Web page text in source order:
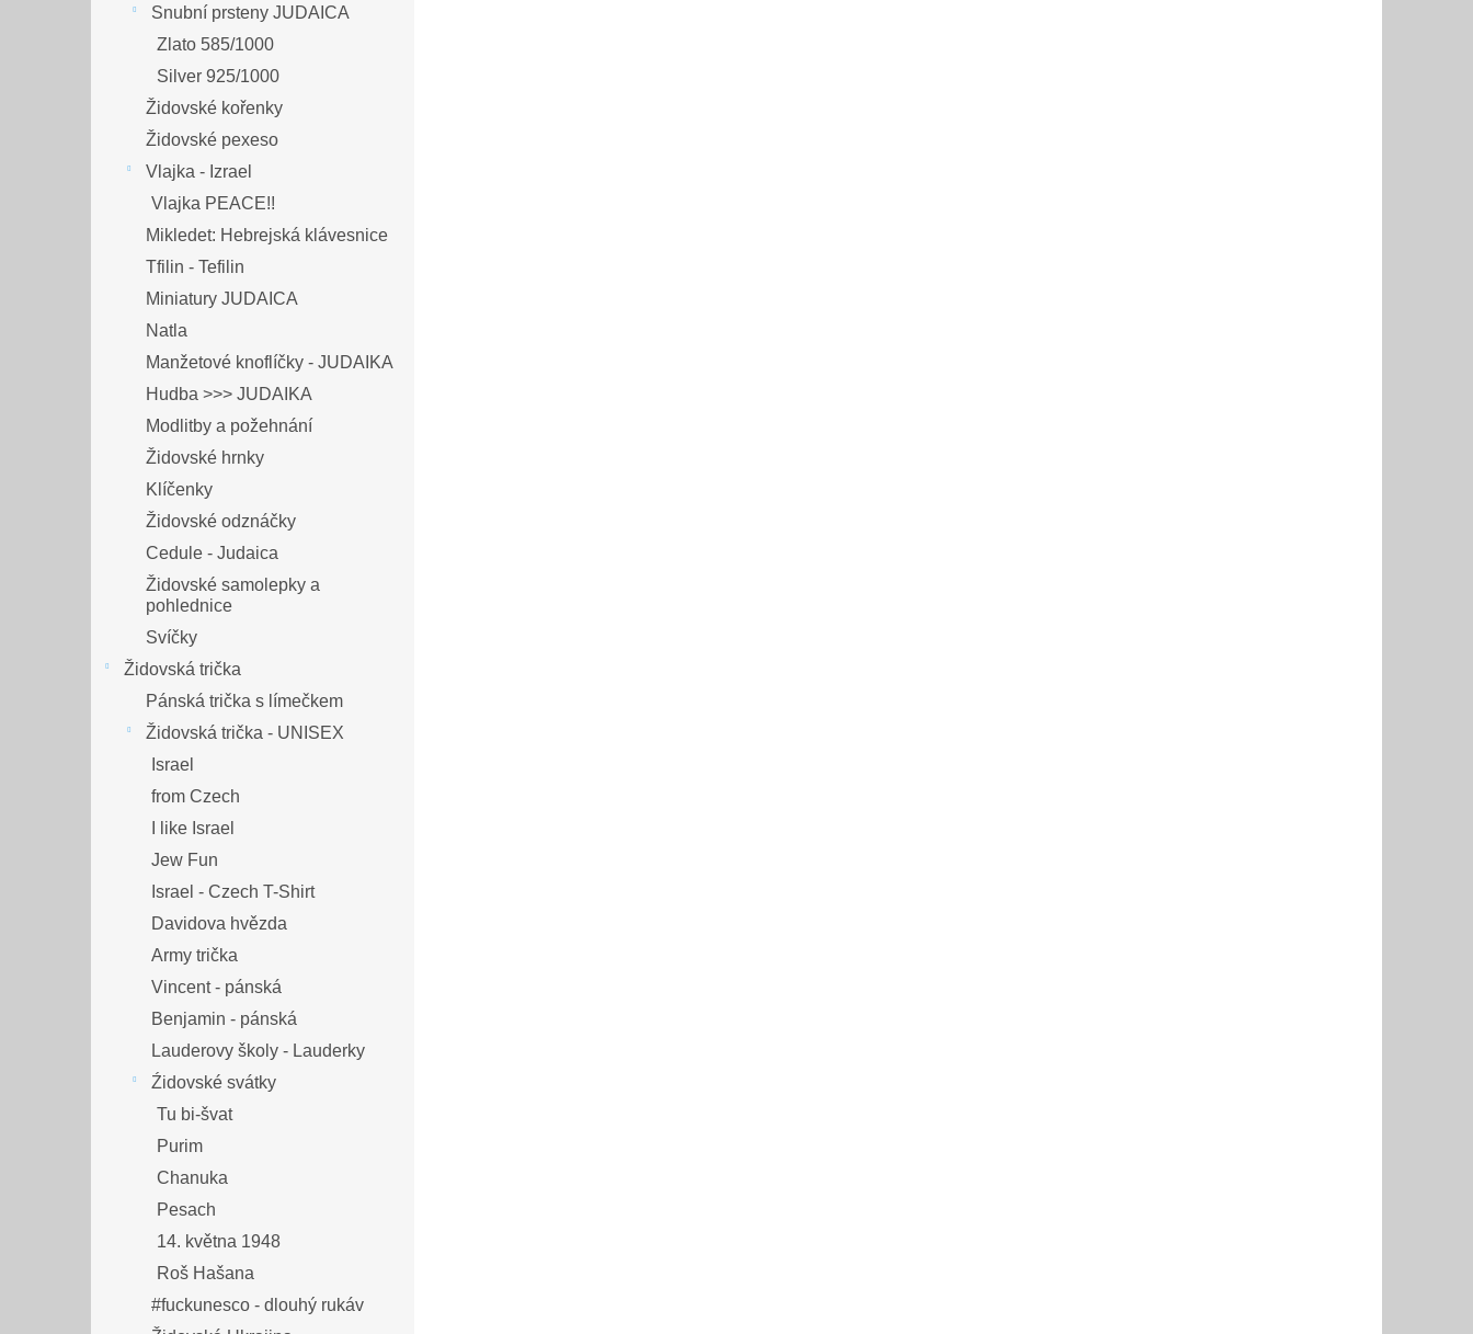
Snubní prsteny JUDAICA
Zlato 585/1000
Silver 925/1000
Židovské kořenky
Židovské pexeso
Vlajka - Izrael
Vlajka PEACE!!
Mikledet: Hebrejská klávesnice
Tfilin - Tefilin
Miniatury JUDAICA
Natla
Manžetové knoflíčky - JUDAIKA
Hudba >>> JUDAIKA
Modlitby a požehnání
Židovské hrnky
Klíčenky
Židovské odznáčky
Cedule - Judaica
Židovské samolepky a
pohlednice
Svíčky
Židovská trička
Pánská trička s límečkem
Židovská trička - UNISEX
Israel
from Czech
I like Israel
Jew Fun
Israel - Czech T-Shirt
Davidova hvězda
Army trička
Vincent - pánská
Benjamin - pánská
Lauderovy školy - Lauderky
Źidovské svátky
Tu bi-švat
Purim
Chanuka
Pesach
14. května 1948
Roš Hašana
#fuckunesco - dlouhý rukáv